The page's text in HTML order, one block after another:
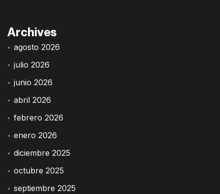
Archives
agosto 2026
julio 2026
junio 2026
abril 2026
febrero 2026
enero 2026
diciembre 2025
octubre 2025
septiembre 2025